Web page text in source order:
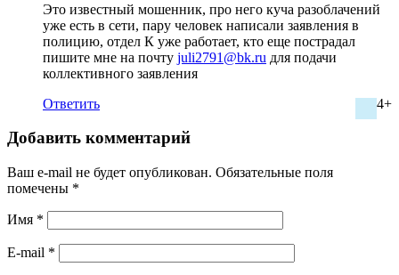
Это известный мошенник, про него куча разоблачений
уже есть в сети, пару человек написали заявления в
полицию, отдел К уже работает, кто еще пострадал
пишите мне на почту juli2791@bk.ru для подачи
коллективного заявления
4+
Ответить
Добавить комментарий
Ваш e-mail не будет опубликован. Обязательные поля
помечены *
Имя *
E-mail *